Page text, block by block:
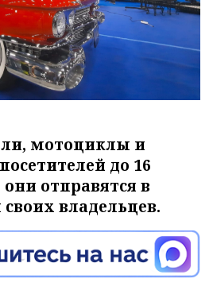
мотоциклы и
до 16
отправятся в
владельцев.